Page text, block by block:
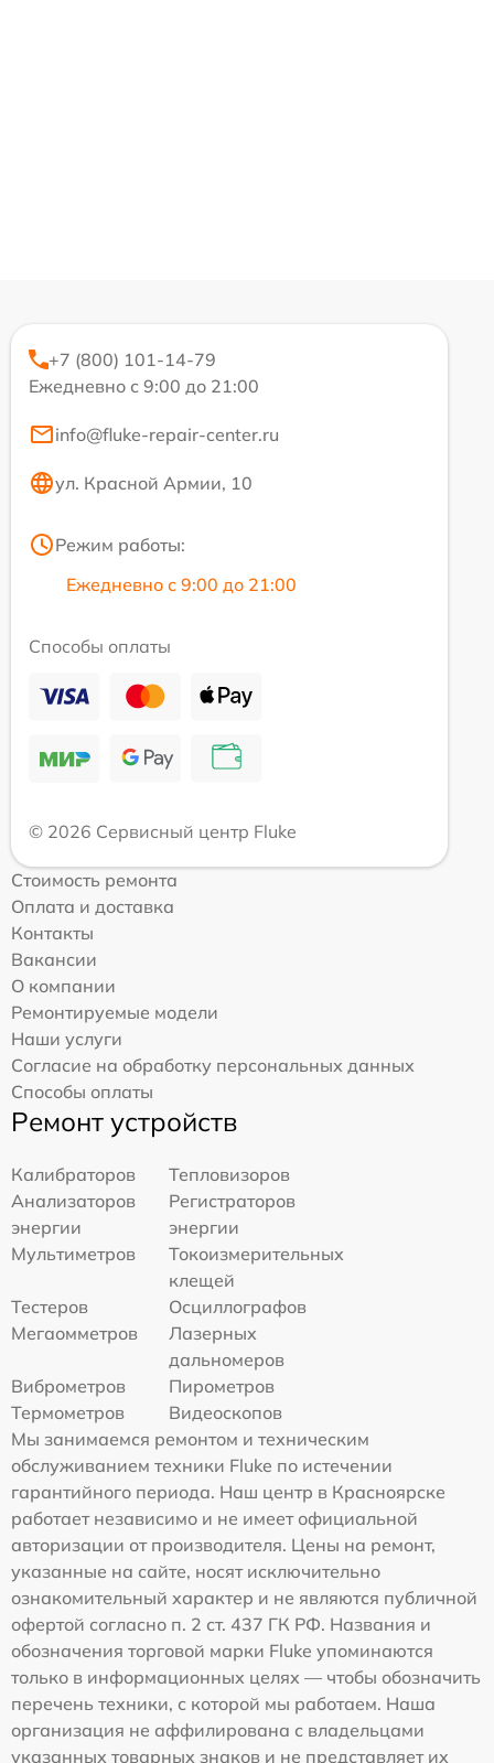
+7 (800) 101-14-79
Ежедневно с 9:00 до 21:00
info@fluke-repair-center.ru
ул. Красной Армии, 10
Режим работы:
Ежедневно с 9:00 до 21:00
Способы оплаты
© 2026 Сервисный центр Fluke
Стоимость ремонта
Оплата и доставка
Контакты
Вакансии
О компании
Ремонтируемые модели
Наши услуги
Согласие на обработку персональных данных
Способы оплаты
Ремонт устройств
Калибраторов
Тепловизоров
Анализаторов
энергии
Регистраторов
энергии
Мультиметров
Токоизмерительных
клещей
Тестеров
Осциллографов
Мегаомметров
Лазерных
дальномеров
Виброметров
Пирометров
Термометров
Видеоскопов
Мы занимаемся ремонтом и техническим
обслуживанием техники Fluke по истечении
гарантийного периода. Наш центр в Красноярске
работает независимо и не имеет официальной
авторизации от производителя. Цены на ремонт,
указанные на сайте, носят исключительно
ознакомительный характер и не являются публичной
офертой согласно п. 2 ст. 437 ГК РФ. Названия и
обозначения торговой марки Fluke упоминаются
только в информационных целях — чтобы обозначить
перечень техники, с которой мы работаем. Наша
организация не аффилирована с владельцами
указанных товарных знаков и не представляет их